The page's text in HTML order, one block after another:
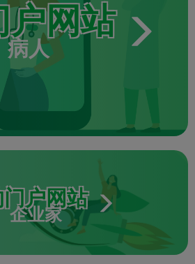
户网站
病人
户网站
企业家